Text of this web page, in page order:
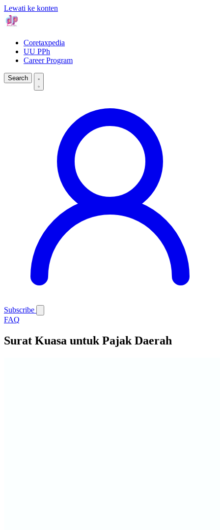
Lewati ke konten
Coretaxpedia
UU PPh
Career Program
Search
Subscribe
FAQ
Surat Kuasa untuk Pajak Daerah